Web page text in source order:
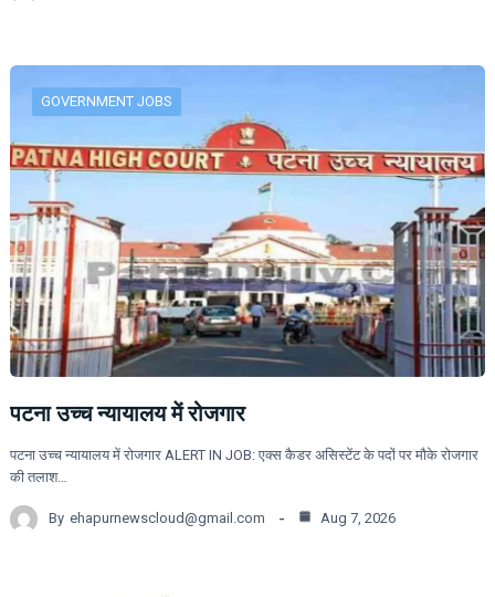
GOVERNMENT JOBS
पटना उच्च न्यायालय में रोजगार
पटना उच्च न्यायालय में रोजगार ALERT IN JOB: एक्स कैडर असिस्टेंट के पदों पर मौके रोजगार
की तलाश…
By ehapurnewscloud@gmail.com Aug 7, 2026